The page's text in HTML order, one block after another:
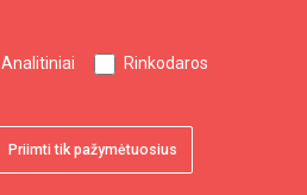
Analitiniai Rinkodaros
Priimti tik pažymėtuosius